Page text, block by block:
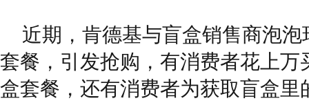
近期，肯德基与盲盒销售商泡
套餐，引发抢购，有消费者花上万
盒套餐，还有消费者为获取盲盒里